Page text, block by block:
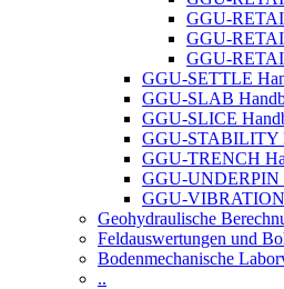
GGU-
GGU-
GGU-
GGU-SETTLE
GGU-SLAB
GGU-SLICE
GGU-STABILITY
GGU-TRENCH
GGU-UNDERPIN
GGU-VIBRATION
Geohydraulische
Feldauswertungen und
Bodenmechanische
..